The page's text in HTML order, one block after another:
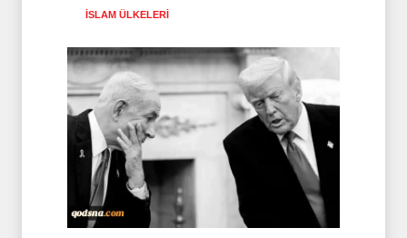
İSLAM ÜLKELERİ